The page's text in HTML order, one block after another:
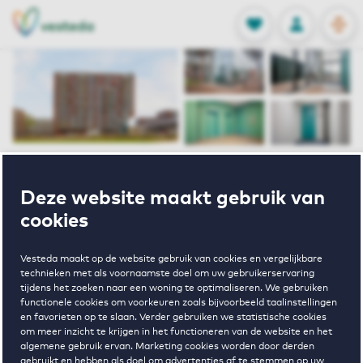
Deze website maakt gebruik van
cookies
Vesteda maakt op de website gebruik van cookies en vergelijkbare
technieken met als voornaamste doel om uw gebruikerservaring
tijdens het zoeken naar een woning te optimaliseren. We gebruiken
functionele cookies om voorkeuren zoals bijvoorbeeld taalinstellingen
en favorieten op te slaan. Verder gebruiken we statistische cookies
om meer inzicht te krijgen in het functioneren van de website en het
algemene gebruik ervan. Marketing cookies worden door derden
FAVORIETEN
Opgeslagen
INLOGGEN
NL
EN
De Roosevelt
Rooseveltlaan
552 58 Utrecht